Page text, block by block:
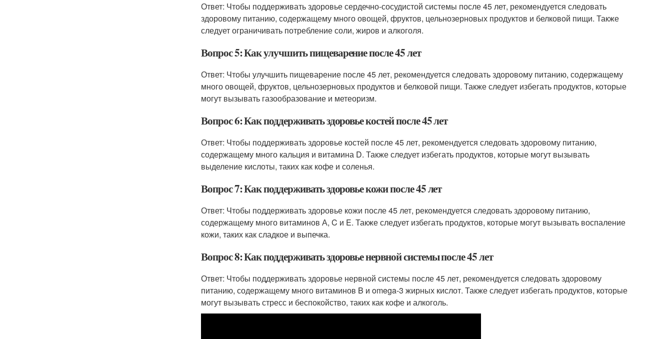
Ответ: Чтобы поддерживать здоровье сердечно-сосудистой системы после 45 лет, рекомендуется следовать
здоровому питанию, содержащему много овощей, фруктов, цельнозерновых продуктов и белковой пищи. Также
следует ограничивать потребление соли, жиров и алкоголя.
Вопрос 5: Как улучшить пищеварение после 45 лет
Ответ: Чтобы улучшить пищеварение после 45 лет, рекомендуется следовать здоровому питанию, содержащему
много овощей, фруктов, цельнозерновых продуктов и белковой пищи. Также следует избегать продуктов, которые
могут вызывать газообразование и метеоризм.
Вопрос 6: Как поддерживать здоровье костей после 45 лет
Ответ: Чтобы поддерживать здоровье костей после 45 лет, рекомендуется следовать здоровому питанию,
содержащему много кальция и витамина D. Также следует избегать продуктов, которые могут вызывать
выделение кислоты, таких как кофе и соленья.
Вопрос 7: Как поддерживать здоровье кожи после 45 лет
Ответ: Чтобы поддерживать здоровье кожи после 45 лет, рекомендуется следовать здоровому питанию,
содержащему много витаминов А, C и E. Также следует избегать продуктов, которые могут вызывать воспаление
кожи, таких как сладкое и выпечка.
Вопрос 8: Как поддерживать здоровье нервной системы после 45 лет
Ответ: Чтобы поддерживать здоровье нервной системы после 45 лет, рекомендуется следовать здоровому
питанию, содержащему много витаминов B и omega-3 жирных кислот. Также следует избегать продуктов, которые
могут вызывать стресс и беспокойство, таких как кофе и алкоголь.